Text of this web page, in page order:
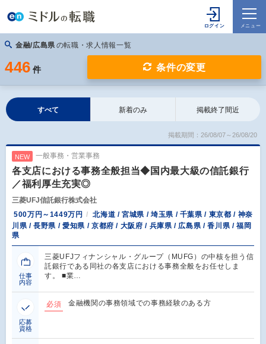
金融/広島県 の転職・求人情報一覧
446 件 条件の変更
すべて 新着のみ 掲載終了間近
掲載期間：26/08/07～26/08/20
NEW 一般事務・営業事務
各支店における事務全般担当◆国内最大級の信託銀行
／福利厚生充実◎
三菱UFJ信託銀行株式会社
500万円～1449万円
北海道 / 宮城県 / 埼玉県 / 千葉県 / 東京都 / 神奈
川県 / 長野県 / 愛知県 / 京都府 / 大阪府 / 兵庫県 / 広島県 / 香川県 / 福岡
県
仕事
内容
三菱UFJフィナンシャル・グループ（MUFG）の中核を担う信
託銀行である同社の各支店における事務全般をお任せしま
す。 ■業…
応募
資格
必須 金融機関の事務領域での事務経験のある方